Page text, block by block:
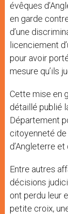
évêques
en garde
d’une
licenciement
pour avoir
mesure qu’ils
Cette mise en
détaillé publié
Département
citoyenneté
d’Angleterre et
Entre autres
décisions
ont perdu leur
petite croix,